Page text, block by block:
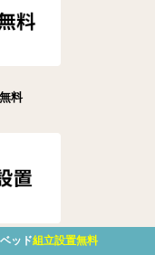
料
ベッド組立設置無料